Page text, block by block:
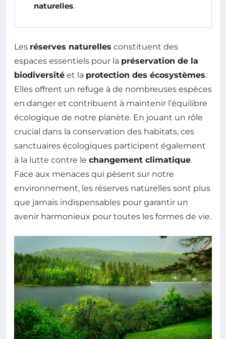
naturelles.
Les réserves naturelles constituent des
espaces essentiels pour la préservation de la
biodiversité et la protection des écosystèmes.
Elles offrent un refuge à de nombreuses espèces
en danger et contribuent à maintenir l’équilibre
écologique de notre planète. En jouant un rôle
crucial dans la conservation des habitats, ces
sanctuaires écologiques participent également
à la lutte contre le changement climatique.
Face aux menaces qui pèsent sur notre
environnement, les réserves naturelles sont plus
que jamais indispensables pour garantir un
avenir harmonieux pour toutes les formes de vie.